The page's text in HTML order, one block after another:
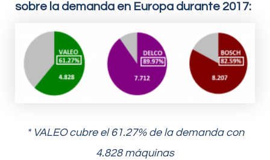
sobre la demanda en Europa durante 2017:
* VALEO cubre el 61.27% de la demanda con
4.828 máquinas